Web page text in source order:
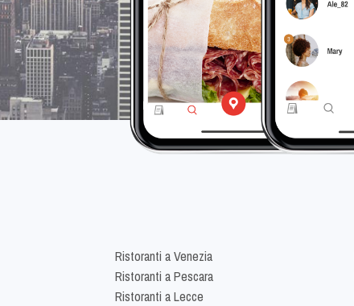
Ristoranti a Venezia
Ristoranti a Pescara
Ristoranti a Lecce